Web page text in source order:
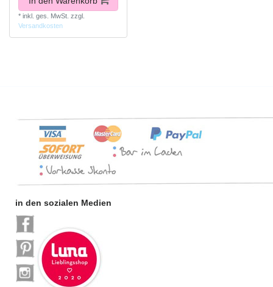
* inkl. ges. MwSt. zzgl.
Versandkosten
in den sozialen Medien